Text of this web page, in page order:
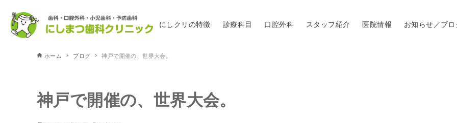
にしクリの特徴 診療科目 口腔外科 スタッフ紹介 医院情報 お知らせ／ブ
ホーム ブログ 神戸で開催の、世界大会。
神戸で開催の、世界大会。